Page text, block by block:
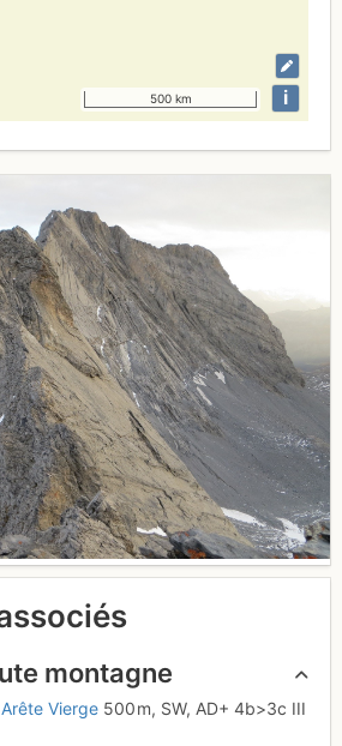
500 km i
montagne
Vierge 500 m, SW, AD+ 4b>3c III